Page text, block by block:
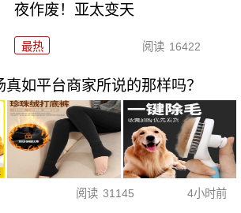
夜作废！亚太变天
最热 阅读 16422
如平台商家所说的那样吗？
阅读 31145 4小时前